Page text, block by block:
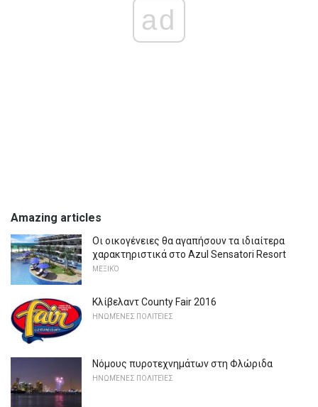
ad
Amazing articles
Οι οικογένειες θα αγαπήσουν τα ιδιαίτερα
χαρακτηριστικά στο Azul Sensatori Resort
ΜΕΞΙΚΌ
Κλίβελαντ County Fair 2016
ΗΝΩΜΈΝΕΣ ΠΟΛΙΤΕΊΕΣ
Νόμους πυροτεχνημάτων στη Φλώριδα
ΗΝΩΜΈΝΕΣ ΠΟΛΙΤΕΊΕΣ